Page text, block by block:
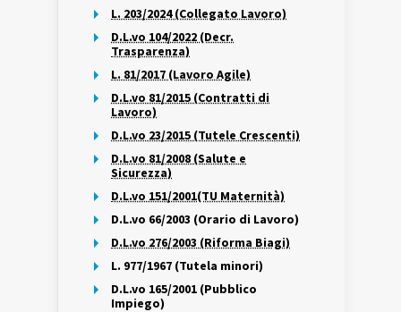
L. 203/2024 (Collegato Lavoro)
D.L.vo 104/2022 (Decr.
Trasparenza)
L. 81/2017 (Lavoro Agile)
D.L.vo 81/2015 (Contratti di
Lavoro)
D.L.vo 23/2015 (Tutele Crescenti)
D.L.vo 81/2008 (Salute e
Sicurezza)
D.L.vo 151/2001(TU Maternità)
D.L.vo 66/2003 (Orario di Lavoro)
D.L.vo 276/2003 (Riforma Biagi)
L. 977/1967 (Tutela minori)
D.L.vo 165/2001 (Pubblico
Impiego)